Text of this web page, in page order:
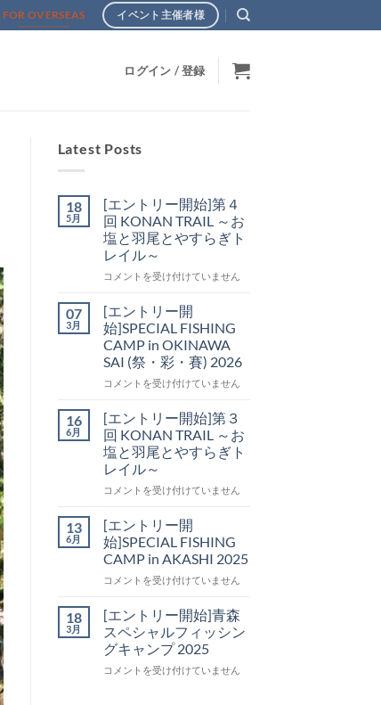
FOR OVERSEAS イベント主催者様
ログイン / 登録
Latest Posts
18
5月
[エントリー開始]第４
回 KONAN TRAIL ～お
塩と羽尾とやすらぎト
レイル～
[エ
ト
リ
ー
開
始]
第
回
KONAN
TRAIL
～
お
塩
尾
と
や
す
ぎ
ト
レ
イ
ル
コメントを受け付けていません
07
3月
[エントリー開
始]SPECIAL FISHING
CAMP in OKINAWA
SAI (祭・彩・賽) 2026
[エ
ト
リ
ー
開
始]SPECIAL
FISHING
in
OKINAWA
SAI
(祭・
彩・
2026
は
コメントを受け付けていません
16
6月
[エントリー開始]第３
回 KONAN TRAIL ～お
塩と羽尾とやすらぎト
レイル～
[エ
ト
リ
ー
開
始]
３
回
KONAN
TRAIL
～
コメントを受け付けていません
13
6月
[エントリー開
始]SPECIAL FISHING
CAMP in AKASHI 2025
[エ
ト
リ
ー
開
始]SPECIAL
コメントを受け付けていません
18
3月
[エントリー開始]青森
スペシャルフィッシン
グキャンプ 2025
[エ
コメントを受け付けていません